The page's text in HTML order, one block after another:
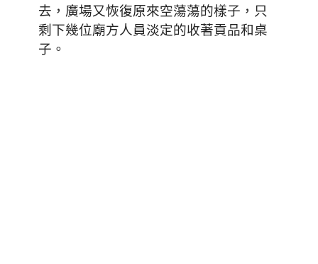
去，廣場又恢復原來空蕩蕩的樣子，只
剩下幾位廟方人員淡定的收著貢品和桌
子。